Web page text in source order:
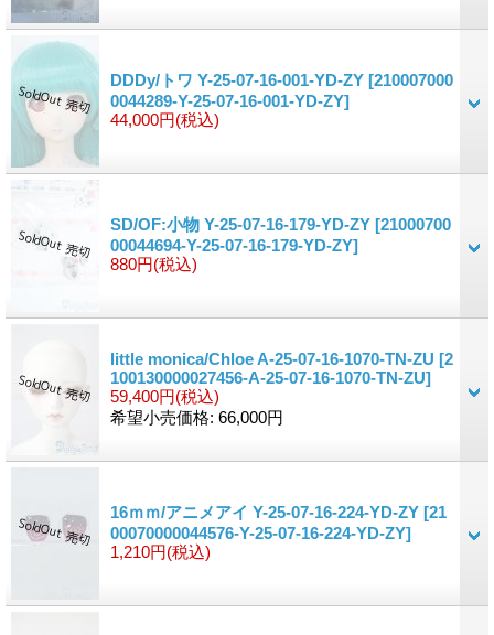
DDDy/トワ Y-25-07-16-001-YD-ZY [210007000
0044289-Y-25-07-16-001-YD-ZY]
44,000円(税込)
SD/OF:小物 Y-25-07-16-179-YD-ZY [21000700
00044694-Y-25-07-16-179-YD-ZY]
880円(税込)
little monica/Chloe A-25-07-16-1070-TN-ZU [2
100130000027456-A-25-07-16-1070-TN-ZU]
59,400円(税込)
希望小売価格: 66,000円
16ｍｍ/アニメアイ Y-25-07-16-224-YD-ZY [21
00070000044576-Y-25-07-16-224-YD-ZY]
1,210円(税込)